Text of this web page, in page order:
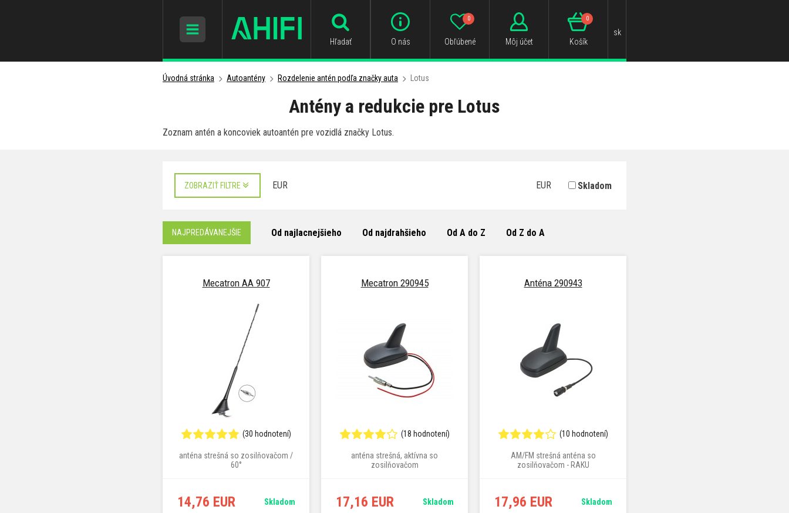
Hľadať O nás Obľúbené
0
Môj účet Košík
0
sk
Úvodná stránka Autoantény Rozdelenie antén podľa značky auta Lotus
Antény a redukcie pre Lotus
Zoznam antén a koncoviek autoantén pre vozidlá značky Lotus.
ZOBRAZIŤ FILTRE EUR EUR Skladom
NAJPREDÁVANEJŠIE Od najlacnejšieho Od najdrahšieho Od A do Z Od Z do A
Mecatron AA 907
(30 hodnotení)
anténa strešná so zosilňovačom /
60°
14,76 EUR Skladom
Mecatron 290945
(18 hodnotení)
anténa strešná, aktívna so
zosilňovačom
17,16 EUR Skladom
Anténa 290943
(10 hodnotení)
AM/FM strešná anténa so
zosilňovačom - RAKU
17,96 EUR Skladom